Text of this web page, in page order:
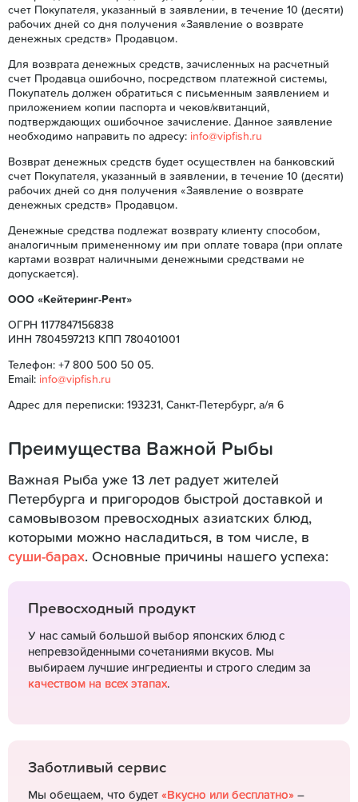
счет Покупателя, указанный в заявлении, в течение 10 (десяти)
рабочих дней со дня получения «Заявление о возврате
денежных средств» Продавцом.
Для возврата денежных средств, зачисленных на расчетный
счет Продавца ошибочно, посредством платежной системы,
Покупатель должен обратиться с письменным заявлением и
приложением копии паспорта и чеков/квитанций,
подтверждающих ошибочное зачисление. Данное заявление
необходимо направить по адресу: info@vipfish.ru
Возврат денежных средств будет осуществлен на банковский
счет Покупателя, указанный в заявлении, в течение 10 (десяти)
рабочих дней со дня получения «Заявление о возврате
денежных средств» Продавцом.
Денежные средства подлежат возврату клиенту способом,
аналогичным примененному им при оплате товара (при оплате
картами возврат наличными денежными средствами не
допускается).
ООО «Кейтеринг-Рент»
ОГРН 1177847156838
ИНН 7804597213 КПП 780401001
Телефон: +7 800 500 50 05.
Email: info@vipfish.ru
Адрес для переписки: 193231, Санкт-Петербург, а/я 6
Преимущества Важной Рыбы
Важная Рыба уже 13 лет радует жителей
Петербурга и пригородов быстрой доставкой и
самовывозом превосходных азиатских блюд,
которыми можно насладиться, в том числе, в
суши-барах. Основные причины нашего успеха:
Превосходный продукт
У нас самый большой выбор японских блюд с
непревзойденными сочетаниями вкусов. Мы
выбираем лучшие ингредиенты и строго следим за
качеством на всех этапах.
Заботливый сервис
Мы обещаем, что будет «Вкусно или бесплатно» –